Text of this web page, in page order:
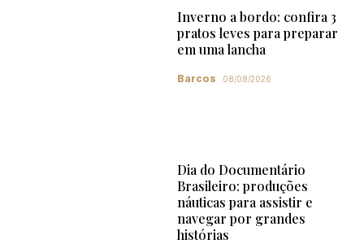
Inverno a bordo: confira 3
pratos leves para preparar
em uma lancha
Barcos 08/08/2026
Dia do Documentário
Brasileiro: produções
náuticas para assistir e
navegar por grandes
histórias